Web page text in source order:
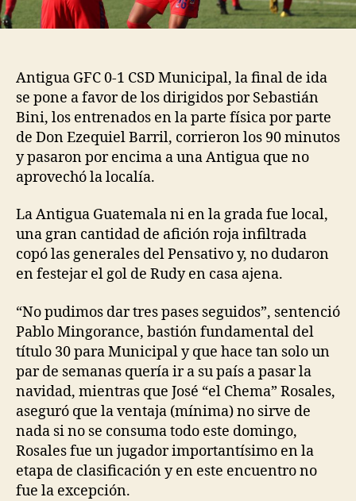
Antigua GFC 0-1 CSD Municipal, la final de ida
se pone a favor de los dirigidos por Sebastián
Bini, los entrenados en la parte física por parte
de Don Ezequiel Barril, corrieron los 90 minutos
y pasaron por encima a una Antigua que no
aprovechó la localía.
La Antigua Guatemala ni en la grada fue local,
una gran cantidad de afición roja infiltrada
copó las generales del Pensativo y, no dudaron
en festejar el gol de Rudy en casa ajena.
“No pudimos dar tres pases seguidos”, sentenció
Pablo Mingorance, bastión fundamental del
título 30 para Municipal y que hace tan solo un
par de semanas quería ir a su país a pasar la
navidad, mientras que José “el Chema” Rosales,
aseguró que la ventaja (mínima) no sirve de
nada si no se consuma todo este domingo,
Rosales fue un jugador importantísimo en la
etapa de clasificación y en este encuentro no
fue la excepción.